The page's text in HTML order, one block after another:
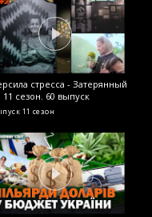
стресса - Затерянный
11 сезон. 60 выпуск
11 сезон